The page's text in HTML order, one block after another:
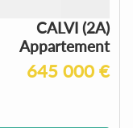
CALVI (2A)
Appartement
645 000 €